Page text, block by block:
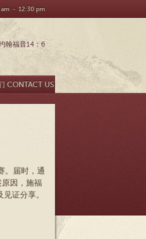
－ 12:30 pm
翰福音14：6
CONTACT US
。届时，通
因，施福
证分享。